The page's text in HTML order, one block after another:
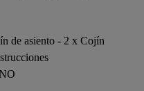
de asiento - 2 x Cojín